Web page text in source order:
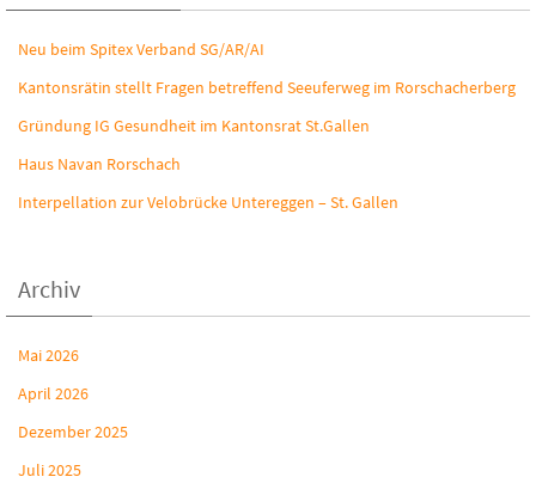
Neu beim Spitex Verband SG/AR/AI
Kantonsrätin stellt Fragen betreffend Seeuferweg im Rorschacherberg
Gründung IG Gesundheit im Kantonsrat St.Gallen
Haus Navan Rorschach
Interpellation zur Velobrücke Untereggen – St. Gallen
Archiv
Mai 2026
April 2026
Dezember 2025
Juli 2025